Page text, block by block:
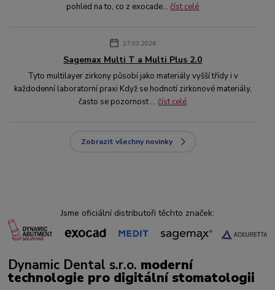
pohled na to, co z exocade...číst celé
27.03.2026
Sagemax Multi T a Multi Plus 2.0
Tyto multilayer zirkony působí jako materiály vyšší třídy i v
každodenní laboratorní praxi Když se hodnotí zirkonové materiály,
často se pozornost ...číst celé
Zobrazit všechny novinky
Jsme oficiální distributoři těchto značek:
Dynamic Dental s.r.o. moderní
technologie pro digitální stomatologii